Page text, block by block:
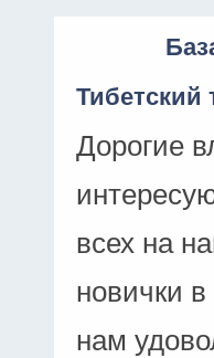
Тибетский
Дорогие
всех на
новички
нам